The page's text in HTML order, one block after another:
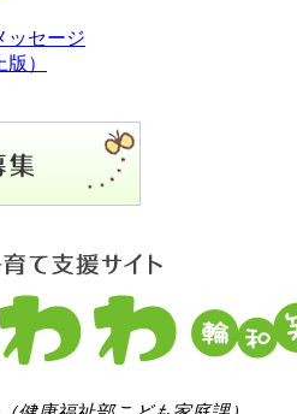
ッセージ
）